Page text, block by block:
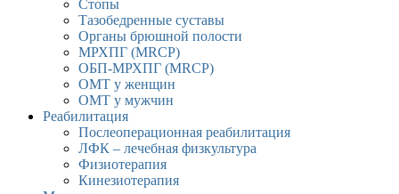
Стопы
Тазобедренные суставы
Органы брюшной полости
МРХПГ (MRCP)
ОБП-МРХПГ (MRCP)
ОМТ у женщин
ОМТ у мужчин
Реабилитация
Послеоперационная реабилитация
ЛФК – лечебная физкультура
Физиотерапия
Кинезиотерапия